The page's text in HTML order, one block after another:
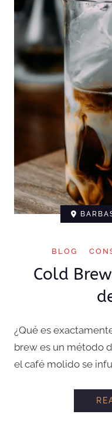
BLOG
Cold
¿Qué es
brew es un método
el café molido se